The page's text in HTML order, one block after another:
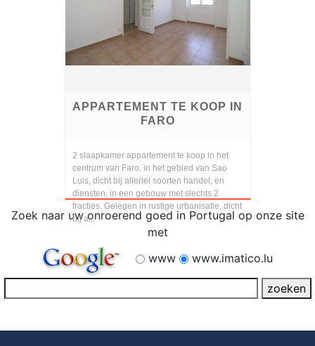
APPARTEMENT TE KOOP IN
FARO
2 slaapkamer appartement te koop in het
centrum van Faro, in het gebied van Sao
Luis, dicht bij allerlei soorten handel, en
diensten, in een gebouw met slechts 2
fracties. Gelegen in rustige urbanisatie, dicht
bij a...
Zoek naar uw onroerend goed in Portugal op onze site
met
www
www.imatico.lu